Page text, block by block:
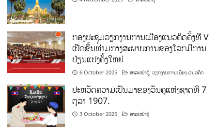
ກອງປະຊຸມວຽກງານການເມືອງແນວຄິດຄັ້ງທີ V
ເປີດຂຶ້ນທ່າມກາງສະພາບການຂອງໂລກມີການ
ປ່ຽນແປງຄັ້ງໃຫຍ່
6 October 2025 ສາລະໜ້າຮູ້ ,ວຽກງານການເມືອງ-ແນວຄິດ
ປະຫວັດຄວາມເປັນມາຂອງວັນຄູແຫ່ງຊາດທີ 7
ຕຸລາ 1907.
3 October 2025 ສາລະໜ້າຮູ້